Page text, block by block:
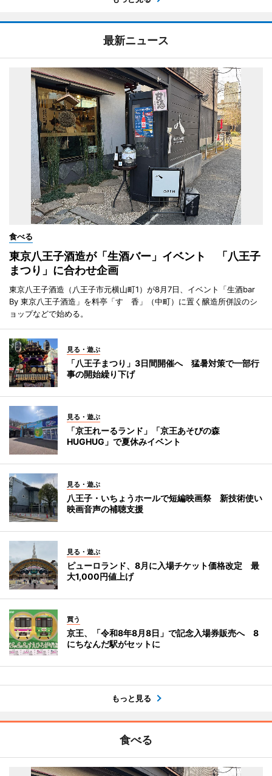
最新ニュース
食べる
東京八王子酒造が「生酒バー」イベント 「八王子
まつり」に合わせ企画
東京八王子酒造（八王子市元横山町1）が8月7日、イベント「生酒bar
By 東京八王子酒造」を料亭「すゞ香」（中町）に置く醸造所併設のシ
ョップなどで始める。
見る・遊ぶ
「八王子まつり」3日間開催へ 猛暑対策で一部行
事の開始繰り下げ
見る・遊ぶ
「京王れーるランド」「京王あそびの森
HUGHUG」で夏休みイベント
見る・遊ぶ
八王子・いちょうホールで短編映画祭 新技術使い
映画音声の補聴支援
見る・遊ぶ
ピューロランド、8月に入場チケット価格改定 最
大1,000円値上げ
買う
京王、「令和8年8月8日」で記念入場券販売へ 8
にちなんだ駅がセットに
もっと見る
食べる